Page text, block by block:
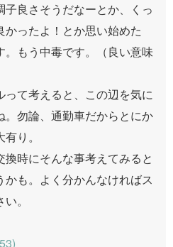
良さそうだなーとか、くっ
ったよ！とか思い始めた
。もう中毒です。（良い意味
って考えると、この辺を気に
。勿論、通勤車だからとにか
り。
時にそんな事考えてみると
も。よく分かんなければス
。